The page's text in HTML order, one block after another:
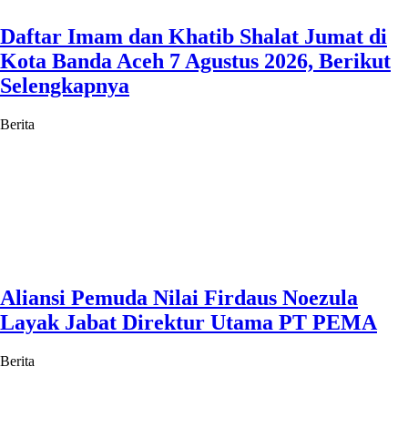
Daftar Imam dan Khatib Shalat Jumat di
Kota Banda Aceh 7 Agustus 2026, Berikut
Selengkapnya
Berita
Aliansi Pemuda Nilai Firdaus Noezula
Layak Jabat Direktur Utama PT PEMA
Berita